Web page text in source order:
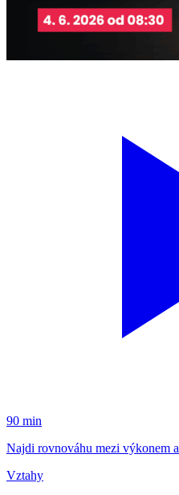
90 min
Najdi rovnováhu mezi výkonem
Vztahy